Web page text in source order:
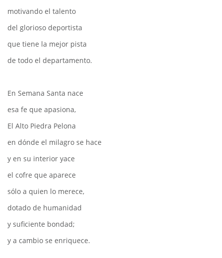
motivando el talento
del glorioso deportista
que tiene la mejor pista
de todo el departamento.
En Semana Santa nace
esa fe que apasiona,
El Alto Piedra Pelona
en dónde el milagro se hace
y en su interior yace
el cofre que aparece
sólo a quien lo merece,
dotado de humanidad
y suficiente bondad;
y a cambio se enriquece.